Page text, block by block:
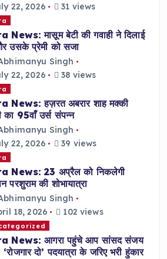
22, 2026
31 views
News: मासूम बेटी की गवाही ने दिलाई
उसके प्रेमी को सजा
Singh
22, 2026
38 views
News: हज़रत अबरार शाह मक्की
का 95वाँ उर्स संपन्न
Singh
22, 2026
39 views
News: 23 अप्रैल को निकलेगी
परशुराम की शोभायात्रा
Singh
18, 2026
102 views
News: आगरा पहुंचे आप सांसद संजय
दो’ पदयात्रा के जरिए भरी हुंकार